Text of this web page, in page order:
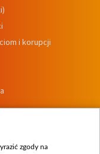
i korupcji
zgody na